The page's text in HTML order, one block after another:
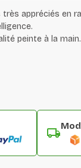
appréciés en
peinte à la main.